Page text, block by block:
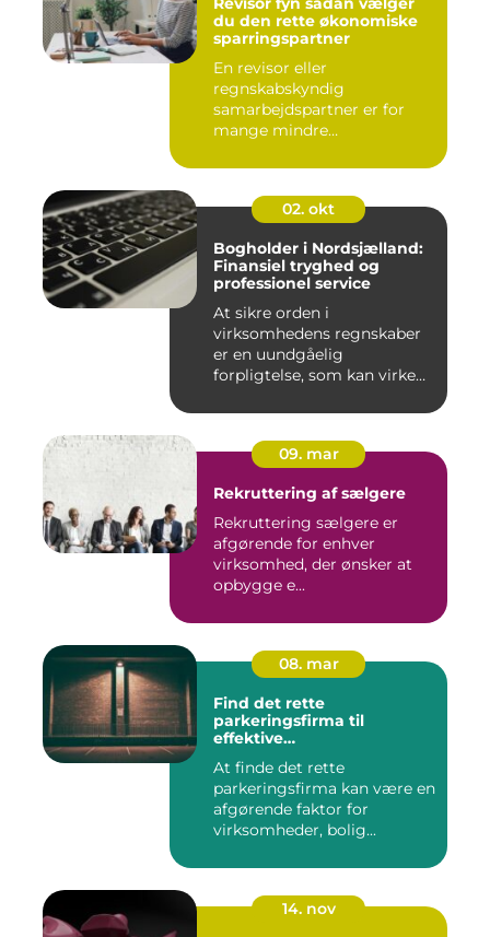
du den rette økonomiske
sparringspartner
En revisor eller
regnskabskyndig
samarbejdspartner er for
mange mindre
ro...
02. okt
Bogholder i Nordsjælland:
Finansiel tryghed og
professionel service
At sikre orden i
virksomhedens regnskaber
er en uundgåelig
forpligtelse, som kan virke
09. mar
Rekruttering af sælgere
Rekruttering sælgere er
afgørende for enhver
virksomhed, der ønsker at
opbygge e...
08. mar
Find det rette
parkeringsfirma til
effektive
At finde det rette
parkeringsfirma kan være en
afgørende faktor for
virksomheder, bolig...
14. nov